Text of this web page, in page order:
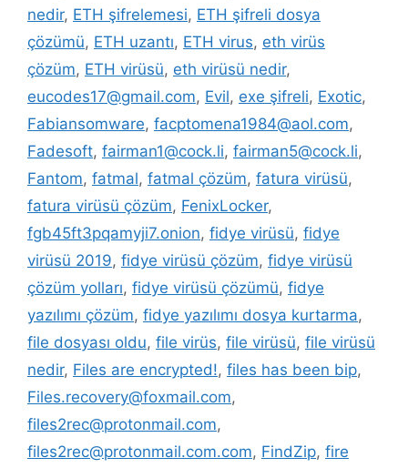
nedir, ETH şifrelemesi, ETH şifreli dosya
çözümü, ETH uzantı, ETH virus, eth virüs
çözüm, ETH virüsü, eth virüsü nedir,
eucodes17@gmail.com, Evil, exe şifreli, Exotic,
Fabiansomware, facptomena1984@aol.com,
Fadesoft, fairman1@cock.li, fairman5@cock.li,
Fantom, fatmal, fatmal çözüm, fatura virüsü,
fatura virüsü çözüm, FenixLocker,
fgb45ft3pqamyji7.onion, fidye virüsü, fidye
virüsü 2019, fidye virüsü çözüm, fidye virüsü
çözüm yolları, fidye virüsü çözümü, fidye
yazılımı çözüm, fidye yazılımı dosya kurtarma,
file dosyası oldu, file virüs, file virüsü, file virüsü
nedir, Files are encrypted!, files has been bip,
Files.recovery@foxmail.com,
files2rec@protonmail.com,
files2rec@protonmail.com.com, FindZip, fire